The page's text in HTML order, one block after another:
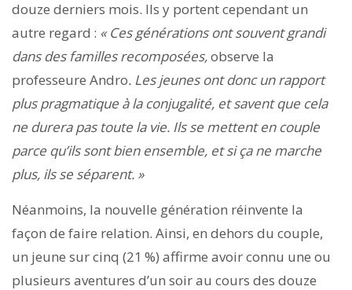
douze derniers mois. Ils y portent cependant un
autre regard : « Ces générations ont souvent grandi
dans des familles recomposées,observe la
professeure Andro. Les jeunes ont donc un rapport
plus pragmatique à la conjugalité, et savent que cela
ne durera pas toute la vie. Ils se mettent en couple
parce qu’ils sont bien ensemble, et si ça ne marche
plus, ils se séparent. »
Néanmoins, la nouvelle génération réinvente la
façon de faire relation. Ainsi, en dehors du couple,
un jeune sur cinq (21 %) affirme avoir connu une ou
plusieurs aventures d’un soir au cours des douze